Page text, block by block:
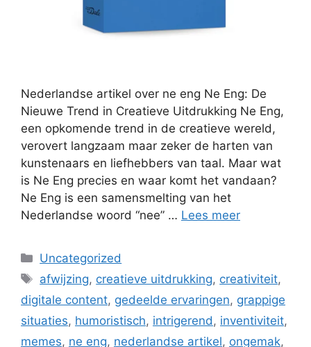
Nederlandse artikel over ne eng Ne Eng: De
Nieuwe Trend in Creatieve Uitdrukking Ne Eng,
een opkomende trend in de creatieve wereld,
verovert langzaam maar zeker de harten van
kunstenaars en liefhebbers van taal. Maar wat
is Ne Eng precies en waar komt het vandaan?
Ne Eng is een samensmelting van het
Nederlandse woord “nee” … Lees meer
Categorieën
Uncategorized
Tags
afwijzing, creatieve uitdrukking, creativiteit,
digitale content, gedeelde ervaringen, grappige
situaties, humoristisch, intrigerend , inventiviteit,
memes, ne eng, nederlandse artikel, ongemak,